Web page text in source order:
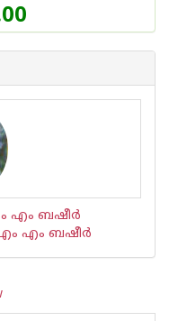
എം ബഷീര്‍
എം എം ബഷീര്‍